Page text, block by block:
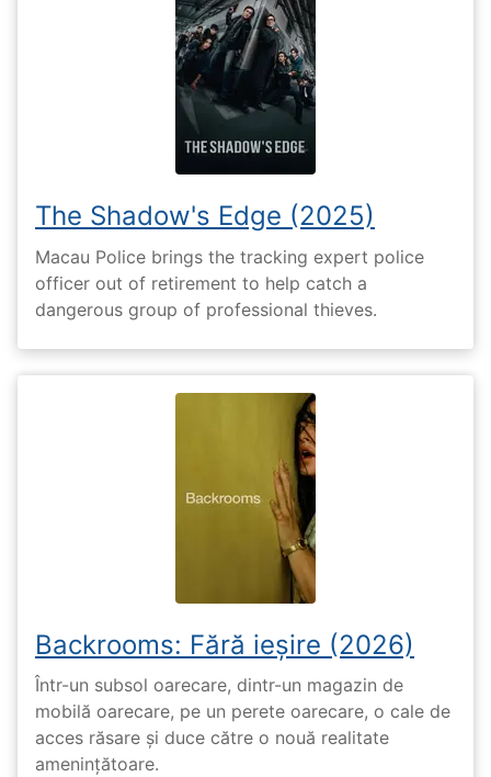
The Shadow's Edge (2025)
Macau Police brings the tracking expert police
officer out of retirement to help catch a
dangerous group of professional thieves.
Backrooms: Fără ieșire (2026)
Într-un subsol oarecare, dintr-un magazin de
mobilă oarecare, pe un perete oarecare, o cale de
acces răsare și duce către o nouă realitate
amenințătoare.